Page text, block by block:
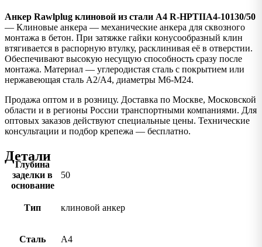
Анкер Rawlplug клиновой из стали А4 R-HPTIIA4-10130/50
— Клиновые анкера — механические анкера для сквозного
монтажа в бетон. При затяжке гайки конусообразный клин
втягивается в распорную втулку, расклинивая её в отверстии.
Обеспечивают высокую несущую способность сразу после
монтажа. Материал — углеродистая сталь с покрытием или
нержавеющая сталь A2/A4, диаметры M6-M24.
Продажа оптом и в розницу. Доставка по Москве, Московской
области и в регионы России транспортными компаниями. Для
оптовых заказов действуют специальные цены. Технические
консультации и подбор крепежа — бесплатно.
Детали
Глубина
заделки в
основание
50
Тип клиновой анкер
Сталь А4